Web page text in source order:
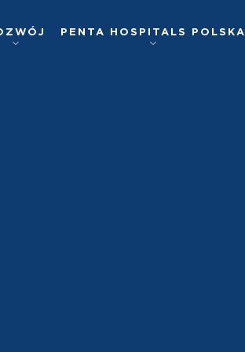
PENTA HOSPITALS POLSKA